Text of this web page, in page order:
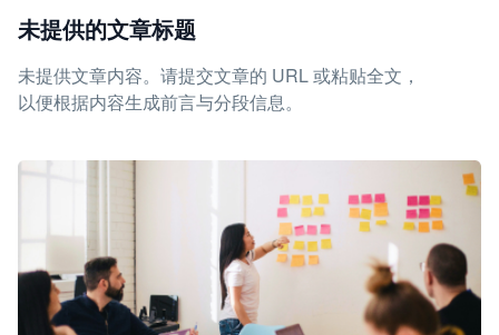
未提供的文章标题
未提供文章内容。请提交文章的 URL 或粘贴全文，
以便根据内容生成前言与分段信息。